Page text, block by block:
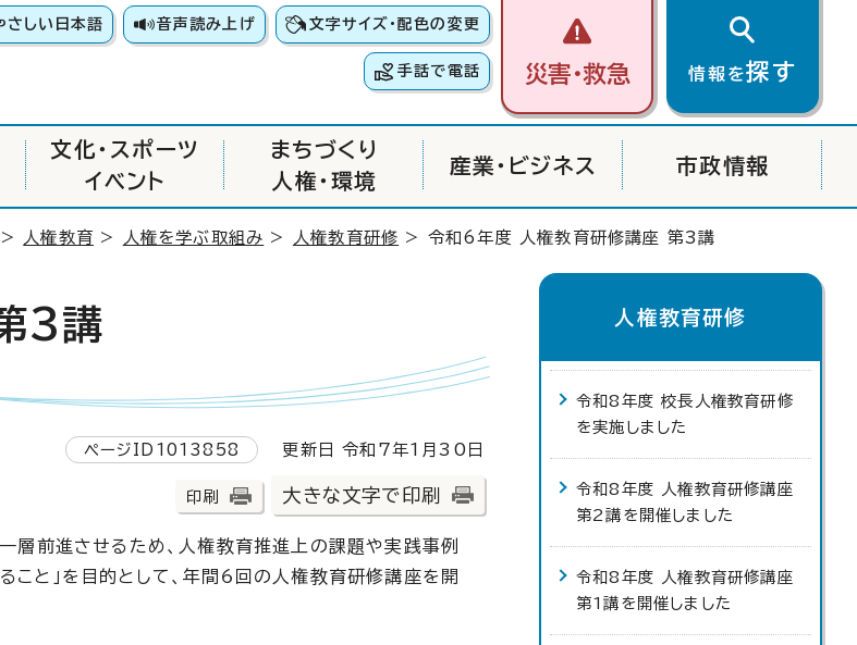
さしい日本語 音声読み上げ 文字サイズ・配色の変更
手話で電話 災害・救急 情報を探す
文化・スポーツ
イベント
まちづくり
人権・環境
産業・ビジネス 市政情報
> 人権教育 > 人権を学ぶ取組み > 人権教育研修 > 令和6年度 人権教育研修講座 第3講
3講
ページID1013858 更新日 令和7年1月30日
印刷 大きな文字で印刷
層前進させるため、人権教育推進上の課題や実践事例
と」を目的として、年間6回の人権教育研修講座を開
人権教育研修
令和8年度 校長人権教育研修
を実施しました
令和8年度 人権教育研修講座
第2講を開催しました
令和8年度 人権教育研修講座
第1講を開催しました